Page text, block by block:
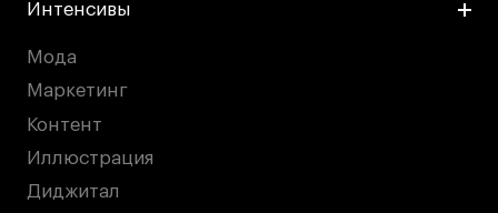
Интенсивы
Мода
Маркетинг
Контент
Иллюстрация
Диджитал